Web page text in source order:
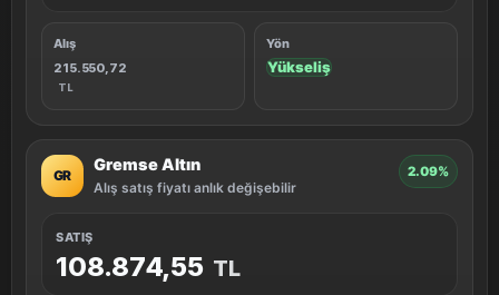
Alış
215.550,72
TL
Yön
Yükseliş
GR
Gremse Altın
Alış satış fiyatı anlık değişebilir
2.09%
SATIŞ
108.874,55 TL